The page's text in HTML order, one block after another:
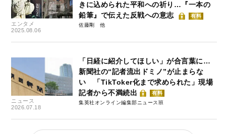
エンタメ
2025.08.06
きに込められた平和への祈り…『一本の
鉛筆』で伝えた反戦への意志
有料
佐藤剛
ニュース
2026.07.18
「日経に紹介してほしい」が合言葉に…
新聞社の“記者流出ドミノ”が止まらな
い 「TikToker化まで求められた」現場
記者から不満続出
有料
集英社オンライン編集部ニュース班